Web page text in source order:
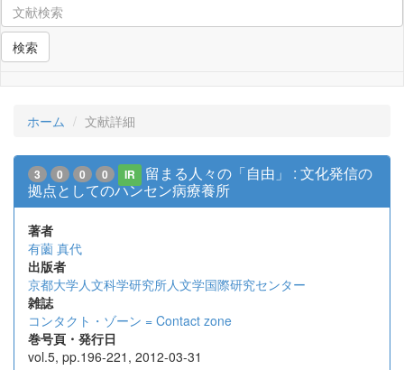
検索
ホーム 文献詳細
3 0 0 0 IR
留まる人々の「自由」 : 文化発信の
拠点としてのハンセン病療養所
著者
有薗 真代
出版者
京都大学人文科学研究所人文学国際研究センター
雑誌
コンタクト・ゾーン = Contact zone
巻号頁・発行日
vol.5, pp.196-221, 2012-03-31